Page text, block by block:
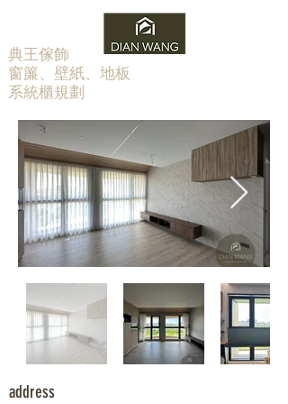
​典王傢飾
窗簾、壁紙、地板
系統櫃規劃
address